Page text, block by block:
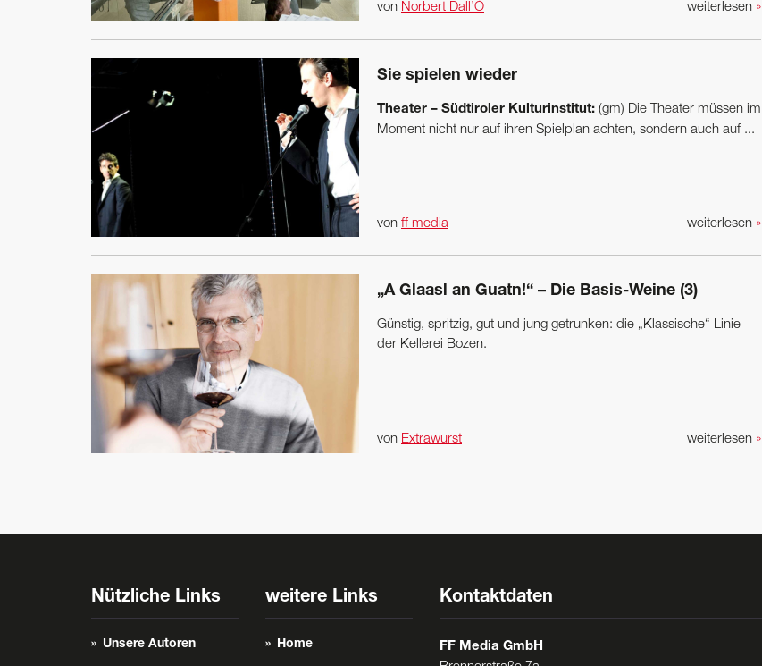
weiterlesen »
von Norbert Dall’Ò
Sie spielen wieder
Theater – Südtiroler Kulturinstitut: (gm) Die Theater müssen im
Moment nicht nur auf ihren Spielplan achten, sondern auch auf ...
weiterlesen »
von ff media
„A Glaasl an Guatn!“ – Die Basis-Weine (3)
Günstig, spritzig, gut und jung getrunken: die „Klassische“ Linie
der Kellerei Bozen.
weiterlesen »
von Extrawurst
Nützliche Links
Unsere Autoren
weitere Links
Home
Kontaktdaten
FF Media GmbH